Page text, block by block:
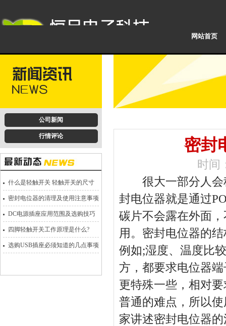
网站首页
公司新闻
行情评论
什么是轻触开关 轻触开关的尺寸
密封电位器的清理及使用注意事项
DC电源插座应用范围及选购技巧
四脚轻触开关工作原理是什么?
选购USB插座必须知道的几点事项
密封
时间
很大一部分人会
封电位器就是通过
碳片不会露在外面
用。密封电位器的
例如;湿度、温度比
方，都要求电位器
更特殊一些，相对
普通的难点，所以
家讲述密封电位器